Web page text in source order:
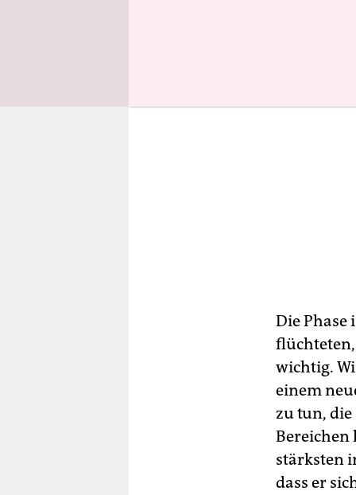
Die Phase
wichtig.
einem
zu tun,
Bereichen
stärksten
dass er